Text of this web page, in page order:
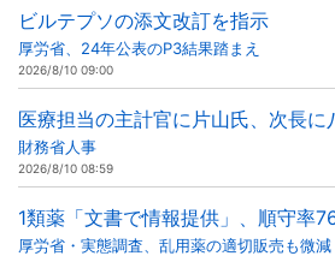
ビルテプソの添文改訂を指示
厚労省、24年公表のP3結果踏まえ
2026/8/10 09:00
医療担当の主計官に片山氏、次長に
財務省人事
2026/8/10 08:59
1類薬「文書で情報提供」、順守率
厚労省・実態調査、乱用薬の適切販売も微減